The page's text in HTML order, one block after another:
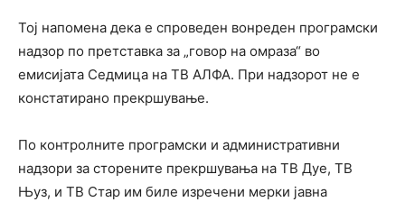
Тој напомена дека е спроведен вонреден програмски
надзор по претставка за „говор на омраза“ во
емисијата Седмица на ТВ АЛФА. При надзорот не е
констатирано прекршување.
По контролните програмски и административни
надзори за сторените прекршувања на ТВ Дуе, ТВ
Њуз, и ТВ Стар им биле изречени мерки јавна